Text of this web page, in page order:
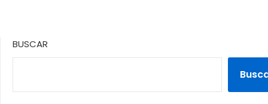
BUSCAR